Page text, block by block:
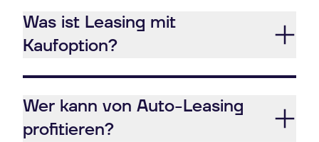
Was ist Leasing mit
Kaufoption?
Wer kann von Auto-Leasing
profitieren?